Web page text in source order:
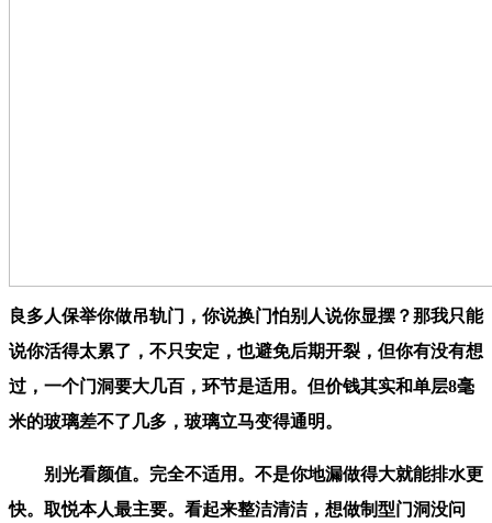
良多人保举你做吊轨门，你说换门怕别人说你显摆？那我只能
说你活得太累了，不只安定，也避免后期开裂，但你有没有想
过，一个门洞要大几百，环节是适用。但价钱其实和单层8毫
米的玻璃差不了几多，玻璃立马变得通明。
别光看颜值。完全不适用。不是你地漏做得大就能排水更
快。取悦本人最主要。看起来整洁清洁，想做制型门洞没问